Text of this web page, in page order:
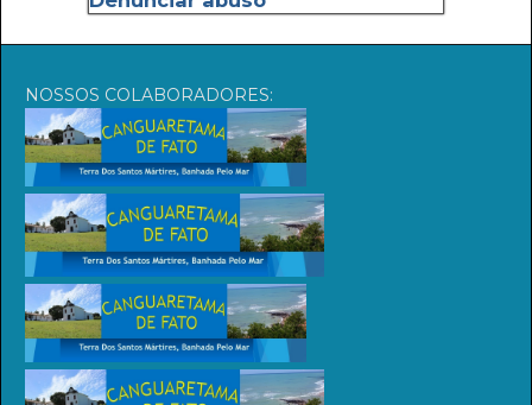
NOSSOS COLABORADORES: